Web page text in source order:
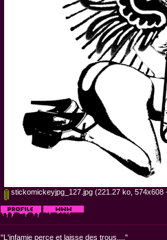
stickomickeyjpg_127.jpg(221.27 ko, 574x608
"L'infamie perce et laisse des trous...."